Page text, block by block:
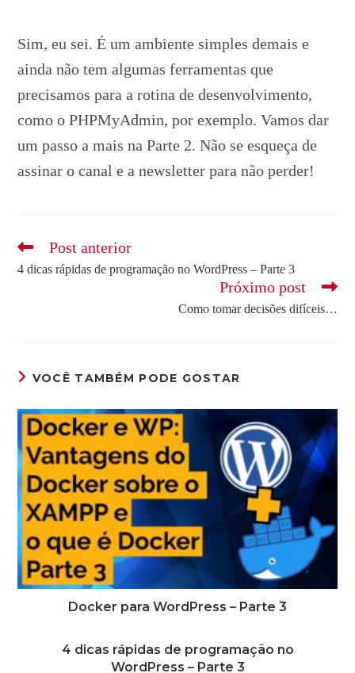
Sim, eu sei. É um ambiente simples demais e
ainda não tem algumas ferramentas que
precisamos para a rotina de desenvolvimento,
como o PHPMyAdmin, por exemplo. Vamos dar
um passo a mais na Parte 2. Não se esqueça de
assinar o canal e a newsletter para não perder!
Leia
artigos
Post anterior
4 dicas rápidas de programação no WordPress – Parte 3
Próximo post
Como tomar decisões difíceis…
VOCÊ TAMBÉM PODE GOSTAR
Docker para WordPress – Parte 3
4 dicas rápidas de programação no
WordPress – Parte 3